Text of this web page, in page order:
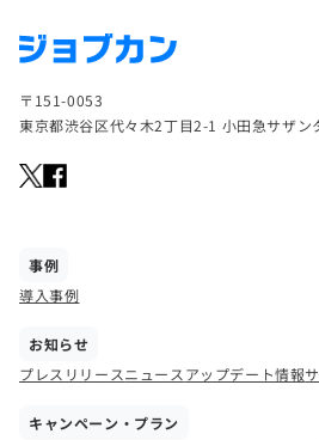
〒151-0053
東京都渋谷区代々木2丁目2-1 小田急サザン
事例
導入事例
お知らせ
プレスリリースニュース アップデート情報
キャンペーン・プラン